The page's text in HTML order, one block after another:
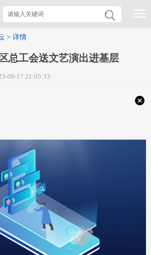
> 详情
总工会送文艺演出进基层
08-17 21:05:33